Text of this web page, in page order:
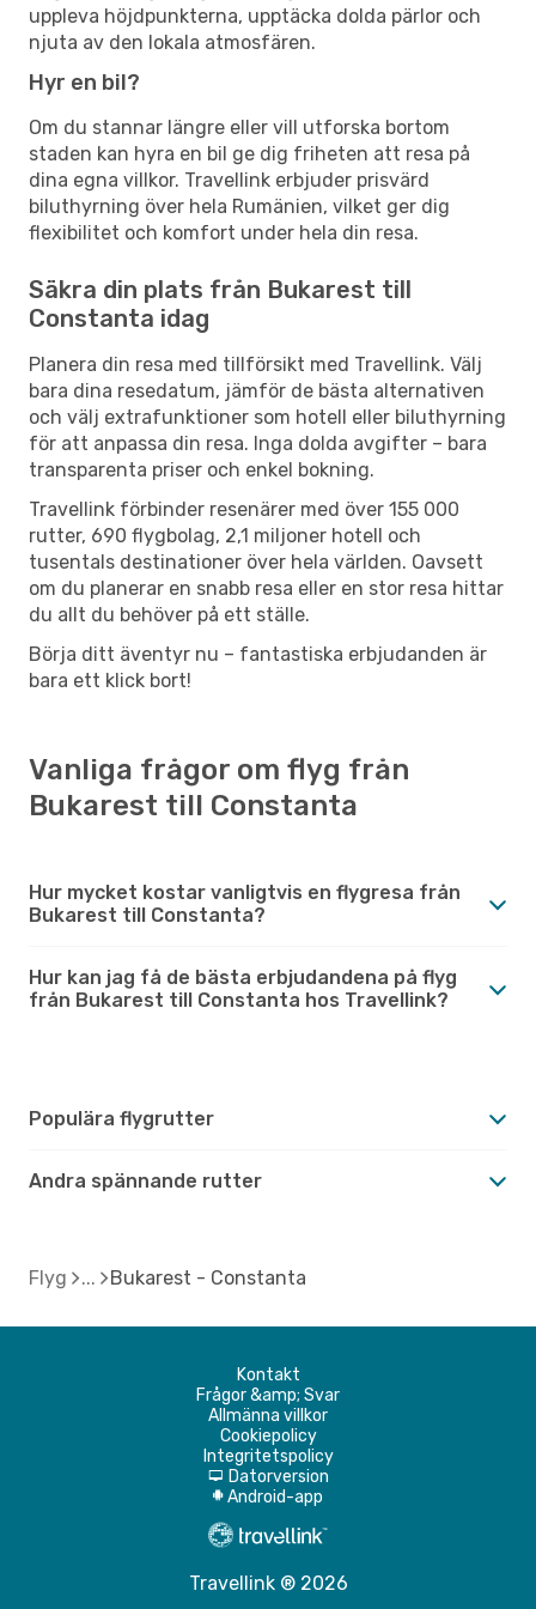
uppleva höjdpunkterna, upptäcka dolda pärlor och
njuta av den lokala atmosfären.
Hyr en bil?
Om du stannar längre eller vill utforska bortom
staden kan hyra en bil ge dig friheten att resa på
dina egna villkor. Travellink erbjuder prisvärd
biluthyrning över hela Rumänien, vilket ger dig
flexibilitet och komfort under hela din resa.
Säkra din plats från Bukarest till
Constanta idag
Planera din resa med tillförsikt med Travellink. Välj
bara dina resedatum, jämför de bästa alternativen
och välj extrafunktioner som hotell eller biluthyrning
för att anpassa din resa. Inga dolda avgifter – bara
transparenta priser och enkel bokning.
Travellink förbinder resenärer med över 155 000
rutter, 690 flygbolag, 2,1 miljoner hotell och
tusentals destinationer över hela världen. Oavsett
om du planerar en snabb resa eller en stor resa hittar
du allt du behöver på ett ställe.
Börja ditt äventyr nu – fantastiska erbjudanden är
bara ett klick bort!
Vanliga frågor om flyg från
Bukarest till Constanta
Hur mycket kostar vanligtvis en flygresa från
Bukarest till Constanta?
Hur kan jag få de bästa erbjudandena på flyg
från Bukarest till Constanta hos Travellink?
Populära flygrutter
Andra spännande rutter
Flyg Bukarest - Constanta
Kontakt
Frågor &amp; Svar
Allmänna villkor
Cookiepolicy
Integritetspolicy
d Datorversion
A Android-app
Travellink ® 2026